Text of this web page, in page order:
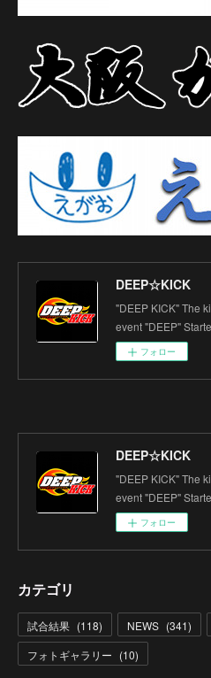
DEEP☆KICK
"DEEP KICK" The
event "DEEP"
フォロー
DEEP☆KICK
"DEEP KICK" The
event "DEEP"
フォロー
カテゴリ
試合結果 (118) NEWS (341)
フォトギャラリー (10)